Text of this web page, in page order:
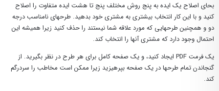
بحای اصلاح یک ایده به پنج روش مختلف پنج تا هشت ایده متفاوت را اصلاح
کنید و با این کار انتخاب بیشتری به مشتری خود بدهید. طرحهای نامناسب درجه
دو و همچنین طرحهایی که مورد علاقه شما نیستند را حذف کنید زیرا همیشه این
احتمال وجود دارد که مشتری آنها را انتخاب کند.
یک فرمت PDF ایجاد کنید، و یک صفحه کامل برای هر طرح در نظر بگیرید. از
گنجاندن تمام طرحها در یک صفحه بپرهیزید زیرا ممکن است مخاطب را سردرگم
کند.